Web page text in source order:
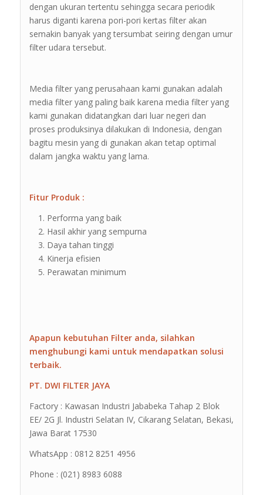
dengan ukuran tertentu sehingga secara periodik
harus diganti karena pori-pori kertas filter akan
semakin banyak yang tersumbat seiring dengan umur
filter udara tersebut.
Media filter yang perusahaan kami gunakan adalah
media filter yang paling baik karena media filter yang
kami gunakan didatangkan dari luar negeri dan
proses produksinya dilakukan di Indonesia, dengan
bagitu mesin yang di gunakan akan tetap optimal
dalam jangka waktu yang lama.
Fitur Produk :
Performa yang baik
Hasil akhir yang sempurna
Daya tahan tinggi
Kinerja efisien
Perawatan minimum
Apapun kebutuhan Filter anda, silahkan
menghubungi kami untuk mendapatkan solusi
terbaik.
PT. DWI FILTER JAYA
Factory : Kawasan Industri Jababeka Tahap 2 Blok
EE/ 2G Jl. Industri Selatan IV, Cikarang Selatan, Bekasi,
Jawa Barat 17530
WhatsApp : 0812 8251 4956
Phone : (021) 8983 6088